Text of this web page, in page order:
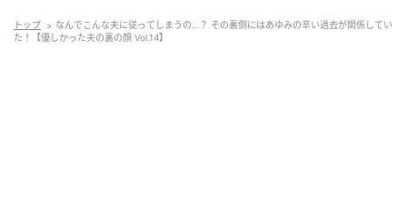
トップ
なんでこんな夫に従ってしまうの…？ その裏側にはあゆみの辛い過去が関係してい
た！【優しかった夫の裏の顔 Vol.14】